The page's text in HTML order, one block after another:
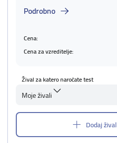
Podrobno
Cena:
Cena za vzreditelje:
Žival za katero naročate test
Moje živali
Dodaj žival